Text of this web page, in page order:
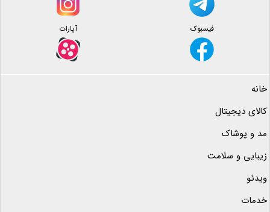
فیسبوک آپارات
خانه
کالای دیجیتال
مد و پوشاک
زیبایی و سلامت
ویدئو
خدمات